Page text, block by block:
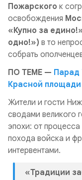
Пожарского к
освобождения
«Купно за
одно!») в то
собрать
ПО ТЕМЕ — Парад
Красной
Жители и гости
сводами великого
эпохи: от
похода войска и
интервентами.
«Традиции